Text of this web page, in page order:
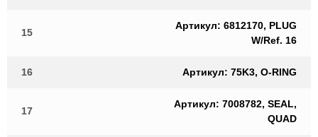
15
Артикул: 6812170, PLUG
W/Ref. 16
16 Артикул: 75K3, O-RING
17
Артикул: 7008782, SEAL,
QUAD